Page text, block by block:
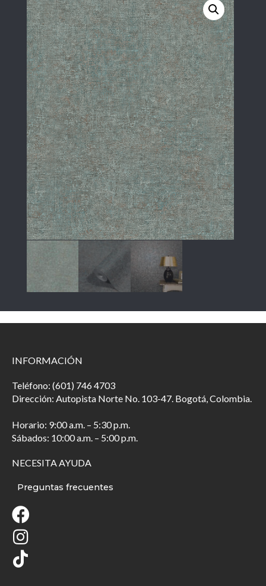
INFORMACIÓN
Teléfono: (601) 746 4703
Dirección: Autopista Norte No. 103-47. Bogotá, Colombia.
Horario: 9:00 a.m. – 5:30 p.m.
Sábados: 10:00 a.m. – 5:00 p.m.
NECESITA AYUDA
Preguntas frecuentes